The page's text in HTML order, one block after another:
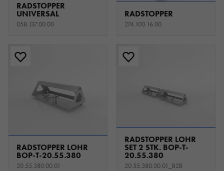
RADSTOPPER
UNIVERSAL
058.137.00.00
RADSTOPPER
274.100.16.00
RADSTOPPER LOHR
BOP-T-20.55.380
20.55.380.00.01
RADSTOPPER LOHR
SET 2 STK. BOP-T-
20.55.380
20.55.380.00.01_B2B